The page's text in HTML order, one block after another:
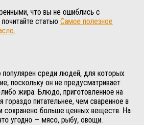
что вы не ошиблись с
статью Самое полезное
.
популярен среди людей, для которых
поскольку он не предусматривает
либо жира. Блюдо, приготовленное на
гораздо питательнее, чем сваренное в
сохранено больше ценных веществ. На
угодно — мясо, рыбу, овощи.